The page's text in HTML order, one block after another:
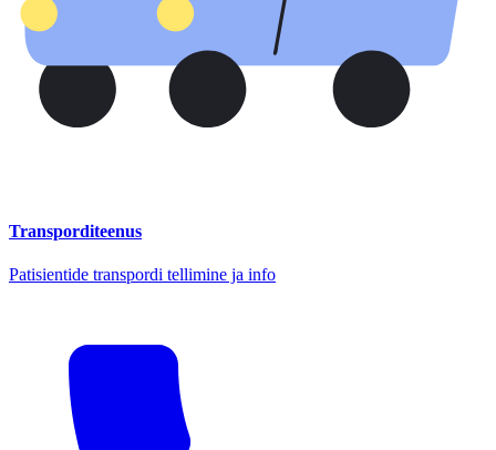
Transporditeenus
Patisientide transpordi tellimine ja info